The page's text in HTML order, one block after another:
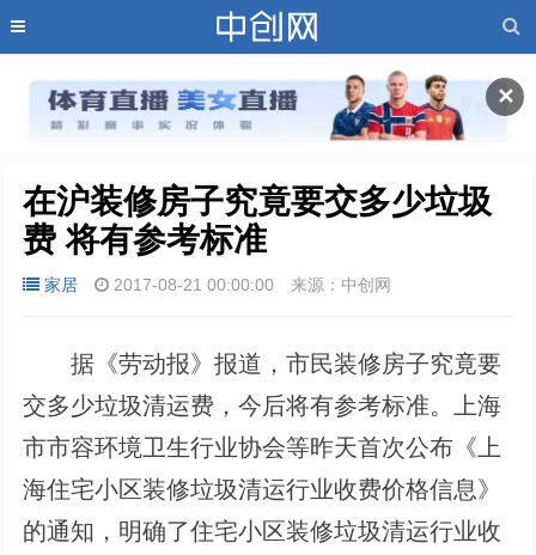
✕
在沪装修房子究竟要交多少垃圾
费 将有参考标准
家居 2017-08-21 00:00:00 来源：中创网
据《劳动报》报道，市民装修房子究竟要
交多少垃圾清运费，今后将有参考标准。上海
市市容环境卫生行业协会等昨天首次公布《上
海住宅小区装修垃圾清运行业收费价格信息》
的通知，明确了住宅小区装修垃圾清运行业收